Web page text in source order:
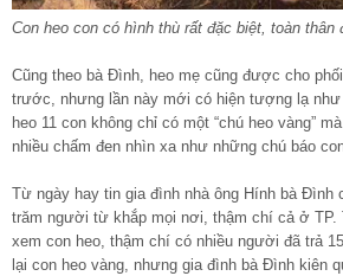
Con heo con có hình thù rất đặc biệt, toàn thân
Cũng theo bà Đình, heo mẹ cũng được cho
trước, nhưng lần này mới có hiện tượng lạ như
heo 11 con không chỉ có một “chú heo vàng”
nhiều chấm đen nhìn xa như những chú báo
Từ ngày hay tin gia đình nhà ông Hính bà Đình
trăm người từ khắp mọi nơi, thậm chí cả ở TP.
xem con heo, thậm chí có nhiều người đã trả
lại con heo vàng, nhưng gia đình bà Đình kiên